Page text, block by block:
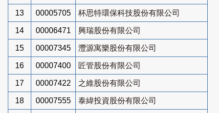
13 00005705 杯思特環保科技股份有限公司
14 00006471 興瑞股份有限公司
15 00007345 灃源寓樂股份有限公司
16 00007400 匠管股份有限公司
17 00007422 之維股份有限公司
18 00007555 泰緯投資股份有限公司